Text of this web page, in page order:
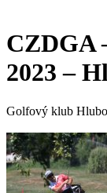
CZDGA
2023 –
Golfový klub